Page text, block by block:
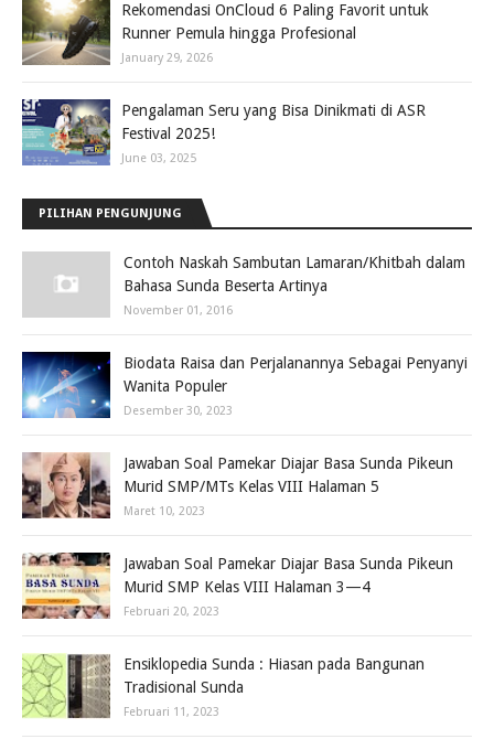
Rekomendasi OnCloud 6 Paling Favorit untuk
Runner Pemula hingga Profesional
January 29, 2026
Pengalaman Seru yang Bisa Dinikmati di ASR
Festival 2025!
June 03, 2025
PILIHAN PENGUNJUNG
Contoh Naskah Sambutan Lamaran/Khitbah dalam
Bahasa Sunda Beserta Artinya
November 01, 2016
Biodata Raisa dan Perjalanannya Sebagai Penyanyi
Wanita Populer
Desember 30, 2023
Jawaban Soal Pamekar Diajar Basa Sunda Pikeun
Murid SMP/MTs Kelas VIII Halaman 5
Maret 10, 2023
Jawaban Soal Pamekar Diajar Basa Sunda Pikeun
Murid SMP Kelas VIII Halaman 3—4
Februari 20, 2023
Ensiklopedia Sunda : Hiasan pada Bangunan
Tradisional Sunda
Februari 11, 2023